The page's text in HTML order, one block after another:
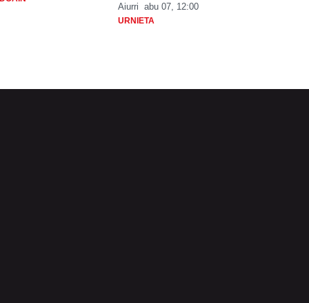
Aiurri abu 07, 12:00
URNIETA